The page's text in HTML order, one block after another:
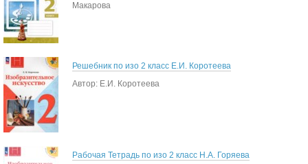
Макарова
Решебник по изо 2 класс Е.И. Коротеева
Автор: Е.И. Коротеева
Рабочая Тетрадь по изо 2 класс Н.А. Горяева